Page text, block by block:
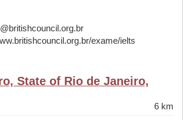
exame/ielts
State of Rio de Janeiro,
6 km